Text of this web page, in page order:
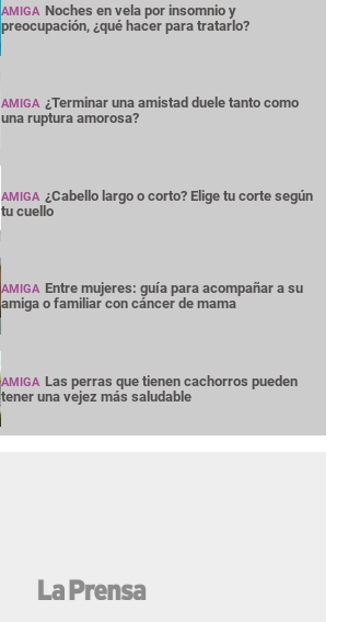
AMIGA Noches en vela por insomnio y
preocupación, ¿qué hacer para tratarlo?
AMIGA ¿Terminar una amistad duele tanto como
una ruptura amorosa?
AMIGA ¿Cabello largo o corto? Elige tu corte según
tu cuello
AMIGA Entre mujeres: guía para acompañar a su
amiga o familiar con cáncer de mama
AMIGA Las perras que tienen cachorros pueden
tener una vejez más saludable